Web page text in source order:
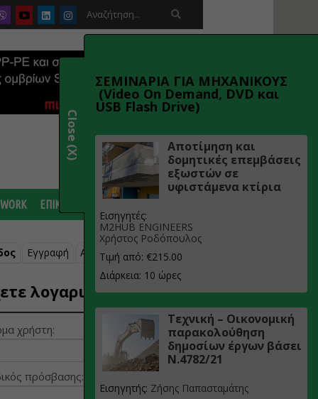

ΕΠΙΚΟΙΝΩΝΙΑ
Εγγραφή Ανάκτηση κωδικού
λογαριασμό;
χρήστη:
πρόσβασης:
ΣΕΜΙΝΑΡΙΑ ΓΙΑ ΜΗΧΑΝΙΚΟΥΣ
(Video On Demand, DVD και
USB Flash Drive)
Αποτίμηση και
δομητικές επεμβάσεις
εξωστών σε
υφιστάμενα κτίρια
Εισηγητές:
M2HUB ENGINEERS
Χρήστος Ροδόπουλος
Τιμή από: €215.00
Διάρκεια: 10 ώρες
Τεχνική – Οικονομική
παρακολούθηση
δημοσίων έργων βάσει
Ν.4782/21
Εισηγητής: Ζήσης Παπασταμάτης
Close (X)